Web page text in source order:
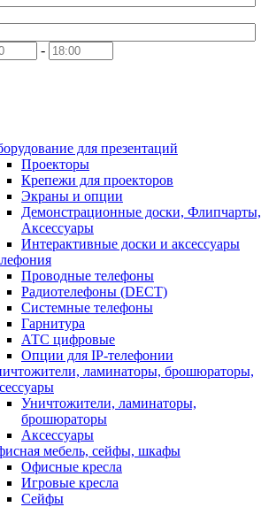
-
для презентаций
Проекторы
Крепежи для проекторов
Экраны и опции
Демонстрационные доски, Флипчарты,
Аксессуары
Интерактивные доски и аксессуары
Проводные телефоны
Радиотелефоны (DECT)
Системные телефоны
Гарнитура
АТС цифровые
Опции для IP-телефонии
ламинаторы, брошюраторы,
Уничтожители, ламинаторы,
брошюраторы
Аксессуары
мебель, сейфы, шкафы
Офисные кресла
Игровые кресла
Сейфы